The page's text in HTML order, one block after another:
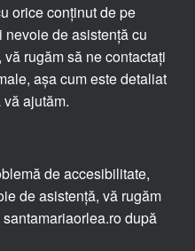
orice conținut de pe
de asistență cu
rugăm să ne contactați
așa cum este detaliat
ajutăm.
de accesibilitate,
de asistență, vă rugăm
după